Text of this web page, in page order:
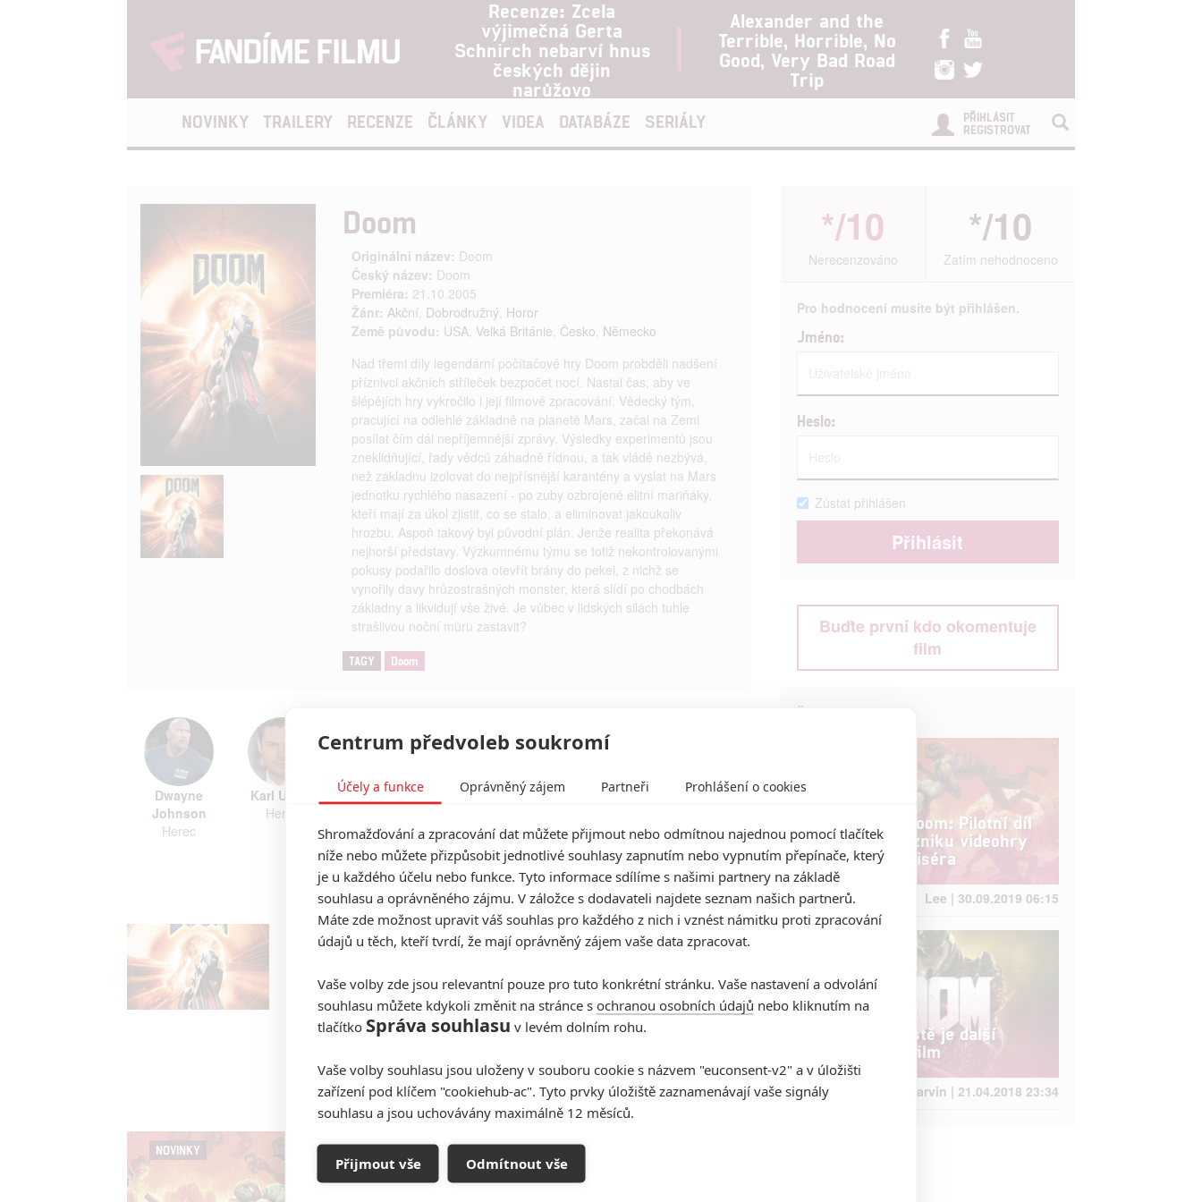
Recenze: Zcela
výjimečná Gerta
Schnirch nebarví hnus
českých dějin
narůžovo
Alexander and the
Terrible, Horrible, No
Good, Very Bad Road
Trip
NOVINKY TRAILERY RECENZE ČLÁNKY VIDEA DATABÁZE SERIÁLY
PŘIHLÁSIT
REGISTROVAT
Doom
Originální název: Doom
Český název: Doom
Premiéra: 21.10.2005
Žánr: Akční, Dobrodružný Horor
Země původu: USA, Velká Británie Česko Německo
Nad třemi díly legendární počítačové hry Doom probděli nadšení
příznivci akčních stříleček bezpočet nocí. Nastal čas, aby ve
šlépějích hry vykročilo i její filmové zpracování. Vědecký tým,
pracující na odlehlé základně na planetě Mars, začal na Zemi
posílat čím dál nepříjemnější zprávy. Výsledky experimentů jsou
zneklidňující, řady vědců záhadně řídnou, a tak vládě nezbývá,
než základnu izolovat do nejpřísnější karantény a vyslat na Mars
jednotku rychlého nasazení - po zuby ozbrojené elitní mariňáky,
kteří mají za úkol zjistit, co se stalo, a eliminovat jakoukoliv
hrozbu. Aspoň takový byl původní plán. Jenže realita překonává
nejhorší představy. Výzkumnému týmu se totiž nekontrolovanými
pokusy podařilo doslova otevřít brány do pekel, z nichž se
vynořily davy hrůzostrašných monster, která slídí po chodbách
základny a likvidují vše živé. Je vůbec v lidských silách tuhle
strašlivou noční můru zastavit?
TAGY Doom
Dwayne
Johnson
Herec
Karl Urban
Herec
Rosamund
Herec
Zobrazit další aktéry filmu
Vstoupit do
galerie
NOVINKY
Masters of Doom: Pilotní díl k
seriálu o vzniku videohry
Doom má režiséra
*/10
Nerecenzováno
*/10
Zatím nehodnoceno
Pro hodnocení musíte být přihlášen.
Jméno:
Heslo:
Zůstat přihlášen
Buďte první kdo okomentuje
film
Život filmu
Masters of Doom: Pilotní díl
k seriálu o vzniku videohry
Doom má režiséra
Lee | 30.09.2019 06:15
Doom: Na cestě je další
celovečerní film
Anarvin | 21.04.2018 23:34
Centrum předvoleb soukromí
Účely a funkce Oprávněný zájem Partneři Prohlášení o cookies
Shromažďování a zpracování dat můžete přijmout nebo odmítnou najednou pomocí tlačítek
níže nebo můžete přizpůsobit jednotlivé souhlasy zapnutím nebo vypnutím přepínače, který
je u každého účelu nebo funkce. Tyto informace sdílíme s našimi partnery na základě
souhlasu a oprávněného zájmu. V záložce s dodavateli najdete seznam našich partnerů.
Máte zde možnost upravit váš souhlas pro každého z nich i vznést námitku proti zpracování
údajů u těch, kteří tvrdí, že mají oprávněný zájem vaše data zpracovat.
Vaše volby zde jsou relevantní pouze pro tuto konkrétní stránku. Vaše nastavení a odvolání
souhlasu můžete kdykoli změnit na stránce s ochranou osobních údajů nebo kliknutím na
tlačítko Správa souhlasu v levém dolním rohu.
Vaše volby souhlasu jsou uloženy v souboru cookie s názvem "euconsent-v2" a v úložišti
zařízení pod klíčem "cookiehub-ac". Tyto prvky úložiště zaznamenávají vaše signály
souhlasu a jsou uchovávány maximálně 12 měsíců.
Přijmout vše Odmítnout vše